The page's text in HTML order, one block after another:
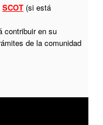
SCOT (si está
contribuir en su
de la comunidad